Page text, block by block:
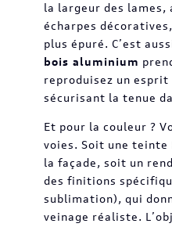
la largeur des
écharpes
plus épuré. C’est
bois aluminium
reproduisez un
sécurisant la tenue
Et pour la couleur ?
voies. Soit une teinte
la façade, soit un
des finitions
sublimation), qui
veinage réaliste.